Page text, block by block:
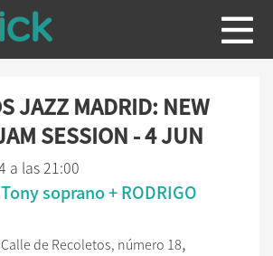
JAZZ MADRID: NEW
SESSION - 4 JUN
a las 21:00
soprano + RODRIGO
Calle de Recoletos, número 18,